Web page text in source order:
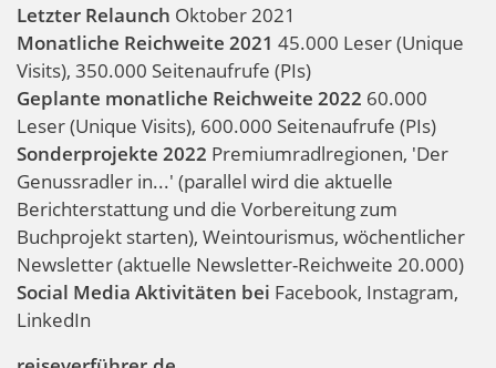
Letzter Relaunch Oktober 2021
Monatliche Reichweite 2021 45.000 Leser (Unique
Visits), 350.000 Seitenaufrufe (PIs)
Geplante monatliche Reichweite 2022 60.000
Leser (Unique Visits), 600.000 Seitenaufrufe (PIs)
Sonderprojekte 2022 Premiumradlregionen, 'Der
Genussradler in...' (parallel wird die aktuelle
Berichterstattung und die Vorbereitung zum
Buchprojekt starten), Weintourismus, wöchentlicher
Newsletter (aktuelle Newsletter-Reichweite 20.000)
Social Media Aktivitäten bei Facebook, Instagram,
LinkedIn